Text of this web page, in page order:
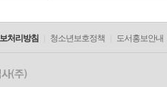
처리방침 청소년보호정책 도서홍보안내